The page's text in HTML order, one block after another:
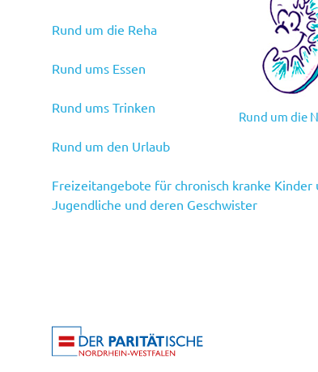
Rund um die
Rund um die Reha
Rund ums Essen
Rund ums Trinken
Rund um den Urlaub
Freizeitangebote für chronisch kranke Kinder
Jugendliche und deren Geschwister